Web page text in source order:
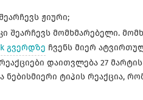
ჟიური;
შეარჩევს მომხმარებელი.
გვერდზე ჩვენს მიერ
დაითვლება 27
ნებისმიერი ტიპის რეაქცია,